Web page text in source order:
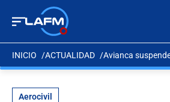
INICIO ACTUALIDAD Avianca
Aerocivil